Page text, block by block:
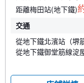
距離梅田站(地下鐵)
交通
從地下鐵北濱站（堺
從地下鐵御堂筋線淀